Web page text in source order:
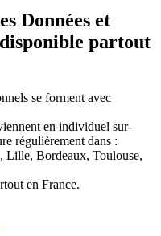
Données et
disponible partout
se forment avec
en individuel sur-
régulièrement dans :
Lille, Bordeaux, Toulouse,
en France.